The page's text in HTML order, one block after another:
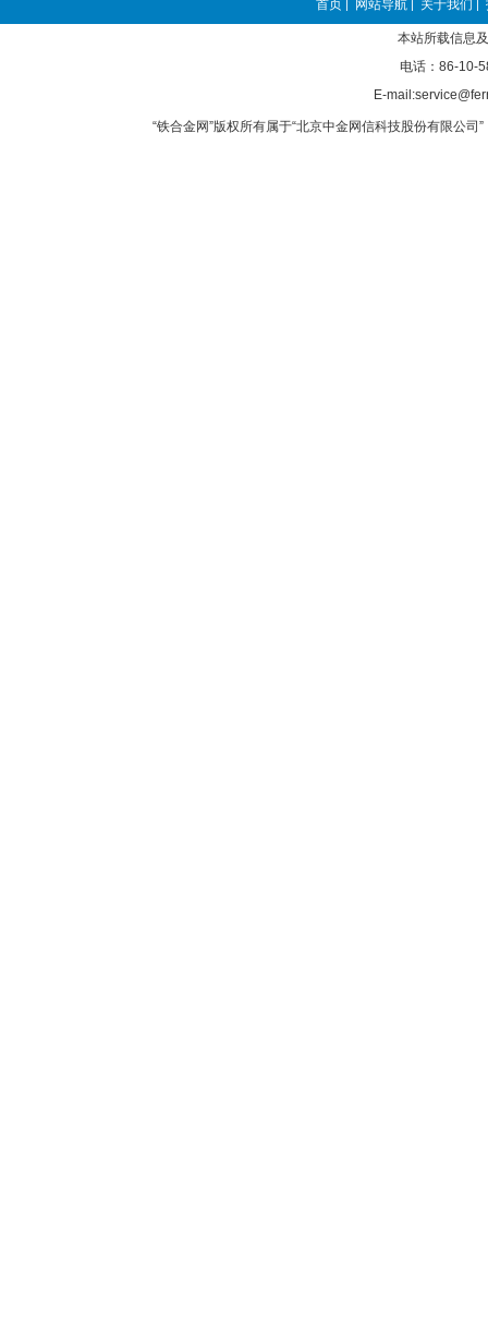
首页 | 网站导航 | 关于我们 |
本站所载信息
电话：86-10-
E-
“铁合金网”版权所有属于“北京中金网信科技股份有限公司